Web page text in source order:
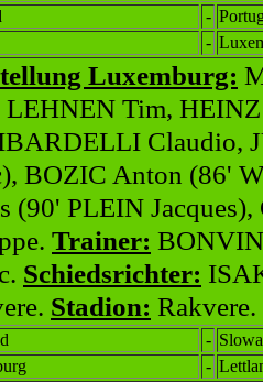
-
-
Luxemburg:
Tim,
Claudio,
BOZIC Anton (86'
(90' PLEIN
Trainer:
Schiedsrichter:
Stadion: Rakvere.
-
-